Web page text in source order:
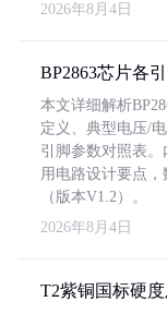
2026年8月4日
BP2863芯片各
本文详细解析
定义、典型电压/
引脚参数对照表
用电路设计要点
（版本V1.2）。
2026年8月4日
T2紫铜国标硬